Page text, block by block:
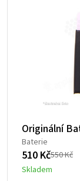
Originální
Baterie
550Kč
Původní
cena
510 Kč
Aktuální
cena
Skladem